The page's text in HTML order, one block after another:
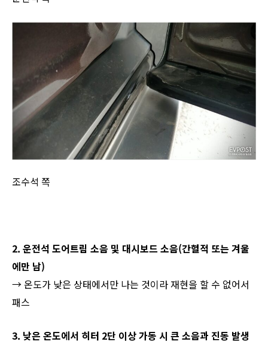
조수석 쪽
2. 운전석 도어트림 소음 및 대시보드 소음(간헐적 또는 겨울
에만 남)
→ 온도가 낮은 상태에서만 나는 것이라 재현을 할 수 없어서
패스
3. 낮은 온도에서 히터 2단 이상 가동 시 큰 소음과 진동 발생